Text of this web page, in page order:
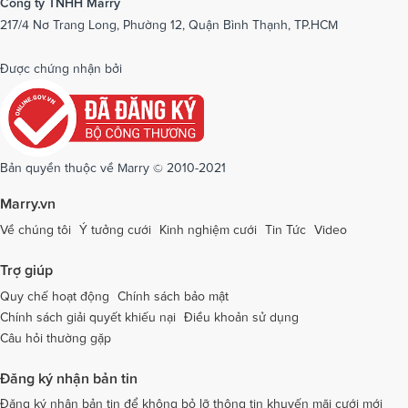
Dịch vụ cưới tại Phú Yên Dịch vụ cưới tại Phú Thọ
Dịch vụ cưới tại Quảng Bình
Dịch vụ cưới tại Quảng Ngãi
Dịch vụ cưới tại Quảng Ninh
Dịch vụ cưới tại Sóc Trăng Dịch vụ cưới tại Sơn La
Dịch vụ cưới tại Thái Bình Dịch vụ cưới tại Thanh Hóa
Dịch vụ cưới tại Thừa Thiên - Huế
Dịch vụ cưới tại An Giang Dịch vụ cưới tại Trà Vinh
Dịch vụ cưới tại Tuyên Quang Dịch vụ cưới tại Vĩnh Long
Dịch vụ cưới tại Bà Rịa - Vũng TàuDịch vụ cưới tại Bắc Giang
Công ty TNHH Marry
217/4 Nơ Trang Long, Phường 12, Quận Bình Thạnh, TP.HCM
Được chứng nhận bởi
Bản quyền thuộc về Marry © 2010-2021
Marry.vn
Về chúng tôi Ý tưởng cưới Kinh nghiệm cưới Tin Tức Video
Trợ giúp
Quy chế hoạt động
Chính sách bảo mật
Chính sách giải quyết khiếu nại Điều khoản sử dụng
Câu hỏi thường gặp
Đăng ký nhận bản tin
Đăng ký nhận bản tin để không bỏ lỡ thông tin khuyến mãi cưới mới